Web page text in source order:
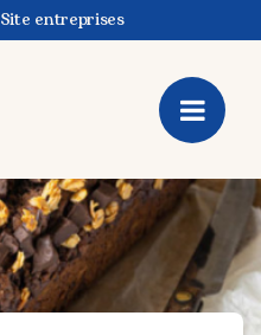
Site entreprises